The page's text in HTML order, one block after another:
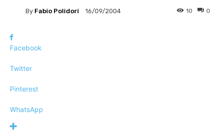
By Fabio Polidori 16/09/2004 0
10
Facebook
Twitter
Pinterest
WhatsApp